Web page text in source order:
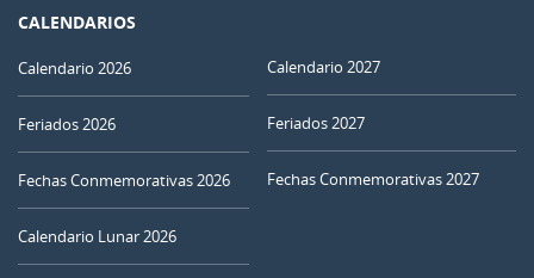
CALENDARIOS
Calendario 2026
Feriados 2026
Fechas Conmemorativas 2026
Calendario Lunar 2026
Calendario 2027
Feriados 2027
Fechas Conmemorativas 2027